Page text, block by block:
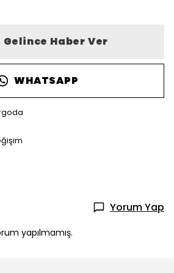
Gelince Haber Ver
WHATSAPP
Yorum Yap
yapılmamış.